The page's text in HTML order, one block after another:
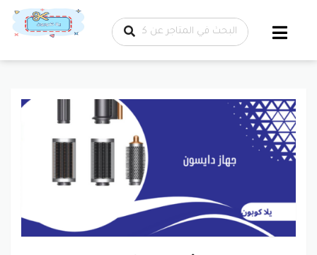
تخطي إلى
المحتوى